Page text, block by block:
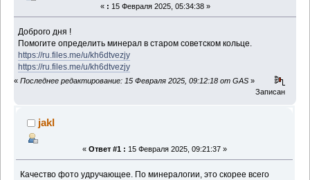
« : 15 Февраля 2025, 05:34:38 »
Доброго дня !
Помогите определить минерал в старом советском кольце.
https://ru.files.me/u/kh6dtvezjy
https://ru.files.me/u/kh6dtvezjy
« Последнее редактирование: 15 Февраля 2025, 09:12:18 от GAS »
Записан
jakl
« Ответ #1 : 15 Февраля 2025, 09:21:37 »
Качество фото удручающее. По минералогии, это скорее всего